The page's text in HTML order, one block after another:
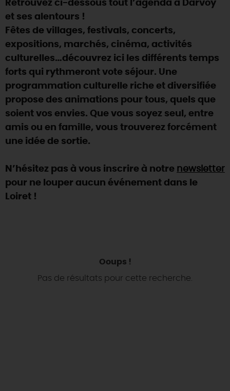
TOUTES LES ACTIVITÉS
Visitesgourmandeset créatives
Vins etvignobles
Chic,une aire de pique-nique
Par ici les guinguettes
Que rapporter du Loiret ?
La Route desMétiers d'Art
TOUT L'ART DE VIVRE
Des vacances auprès des animaux 🐎
(re)Découvrir les coulisses de la Faïencerie de
Gien !
Expérimenterles parcours Baludik 🕵️
Une saison de festivals 🎉
Rendez-vous de la nature en 2026
Des sorties en famille dans le Loiret !
Programme des animations "Loiret au fil de l'eau"
Où sortir ?
SE REPÉRER,SE DÉPLACER
INFOS &SERVICES
RÉSERVER MAINTENANT
Retrouvez ci-dessous tout l’agenda à Darvoy
et ses alentours !
Fêtes de villages, festivals, concerts,
expositions, marchés, cinéma, activités
culturelles…découvrez ici les différents temps
forts qui rythmeront vote séjour. Une
programmation culturelle riche et diversifiée
propose des animations pour tous, quels que
soient vos envies. Que vous soyez seul, entre
amis ou en famille, vous trouverez forcément
une idée de sortie.
N’hésitez pas à vous inscrire à notre newsletter
pour ne louper aucun événement dans le
Loiret !
Ooups !
Pas de résultats pour cette recherche.